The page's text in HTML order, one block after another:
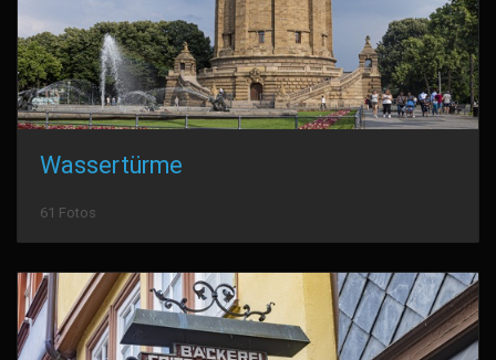
Wassertürme
61 Fotos